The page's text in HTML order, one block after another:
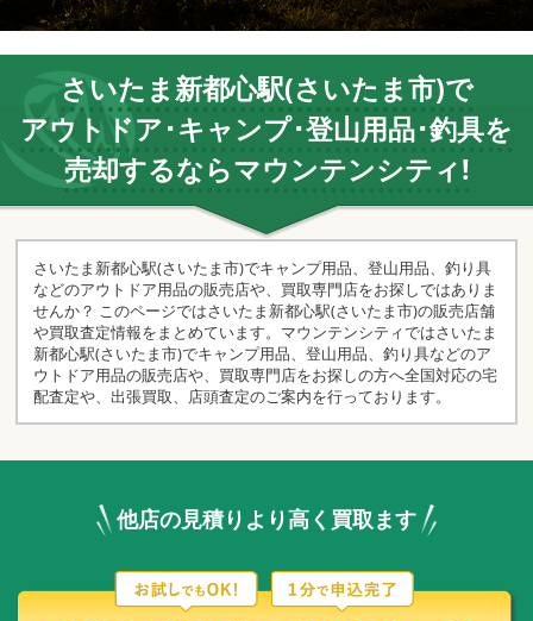
さいたま新都心駅(さいたま市)で
アウトドア･キャンプ･登山用品･釣具を
売却するならマウンテンシティ!
さいたま新都心駅(さいたま市)でキャンプ用品、登山用品、釣り具
などのアウトドア用品の販売店や、買取専門店をお探しではありま
せんか？ このページではさいたま新都心駅(さいたま市)の販売店舗
や買取査定情報をまとめています。マウンテンシティではさいたま
新都心駅(さいたま市)でキャンプ用品、登山用品、釣り具などのア
ウトドア用品の販売店や、買取専門店をお探しの方へ全国対応の宅
配査定や、出張買取、店頭査定のご案内を行っております。
他店の見積りより高く買取ます